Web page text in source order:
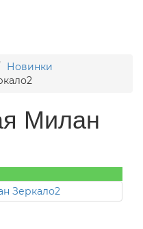
Новинки
Милан